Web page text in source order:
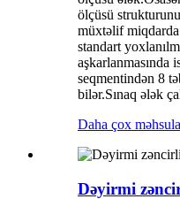
ölçüsü
müxtəlif
standart
aşkarlanmasında
seqmentindən 8
bilər.Sınaq ələk
Daha çox
Dəyirmi